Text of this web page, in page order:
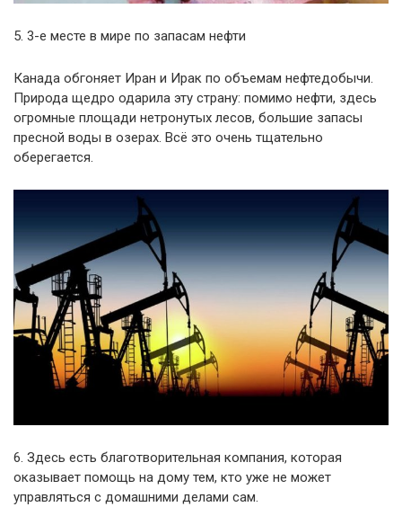
5. 3-е месте в мире по запасам нефти
Канада обгоняет Иран и Ирак по объемам нефтедобычи.
Природа щедро одарила эту страну: помимо нефти, здесь
огромные площади нетронутых лесов, большие запасы
пресной воды в озерах. Всё это очень тщательно
оберегается.
6. Здесь есть благотворительная компания, которая
оказывает помощь на дому тем, кто уже не может
управляться с домашними делами сам.